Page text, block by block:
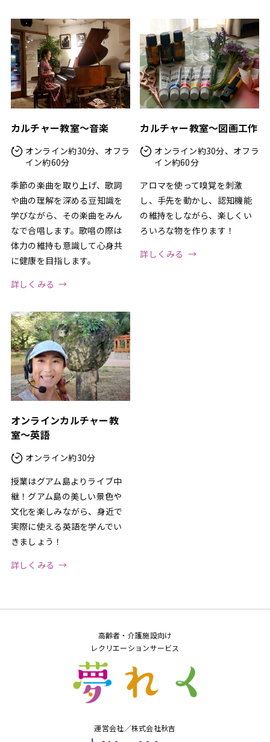
カルチャー教室〜音楽
オンライン約30分、オフラ
イン約60分
季節の楽曲を取り上げ、歌詞
や曲の理解を深める豆知識を
学びながら、その楽曲をみん
なで合唱します。歌唱の際は
体力の維持も意識して心身共
に健康を目指します。
詳しくみる
カルチャー教室〜図画工作
オンライン約30分、オフラ
イン約60分
アロマを使って嗅覚を刺激
し、手先を動かし、認知機能
の維持をしながら、楽しくい
ろいろな物を作ります！
詳しくみる
オンラインカルチャー教
室〜英語
オンライン約30分
授業はグアム島よりライブ中
継！グアム島の美しい景色や
文化を楽しみながら、身近で
実際に使える英語を学んでい
きましょう！
詳しくみる
高齢者・介護施設向け
レクリエーションサービス
運営会社／株式会社秋吉